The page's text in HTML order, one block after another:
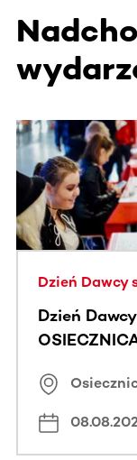
Ta sekcja
Dzień Dawcy
Dzień